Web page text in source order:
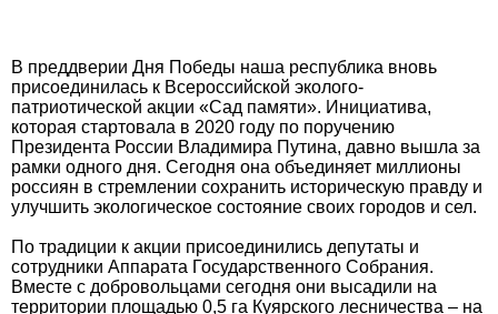
В преддверии Дня Победы наша республика вновь
присоединилась к Всероссийской эколого-
патриотической акции «Сад памяти». Инициатива,
которая стартовала в 2020 году по поручению
Президента России Владимира Путина, давно вышла за
рамки одного дня. Сегодня она объединяет миллионы
россиян в стремлении сохранить историческую правду и
улучшить экологическое состояние своих городов и сел.
По традиции к акции присоединились депутаты и
сотрудники Аппарата Государственного Собрания.
Вместе с добровольцами сегодня они высадили на
территории площадью 0,5 га Куярского лесничества – на